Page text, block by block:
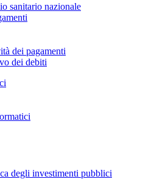
sanitario nazionale
dei pagamenti
dei debiti
degli investimenti pubblici